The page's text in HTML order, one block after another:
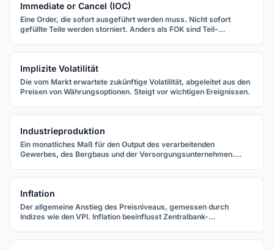
Immediate or Cancel (IOC)
Eine Order, die sofort ausgeführt werden muss. Nicht sofort
gefüllte Teile werden storniert. Anders als FOK sind Teil-
Implizite Volatilität
Die vom Markt erwartete zukünftige Volatilität, abgeleitet aus den
Preisen von Währungsoptionen. Steigt vor wichtigen Ereignissen.
Industrieproduktion
Ein monatliches Maß für den Output des verarbeitenden
Gewerbes, des Bergbaus und der Versorgungsunternehmen.
Inflation
Der allgemeine Anstieg des Preisniveaus, gemessen durch
Indizes wie den VPI. Inflation beeinflusst Zentralbank-